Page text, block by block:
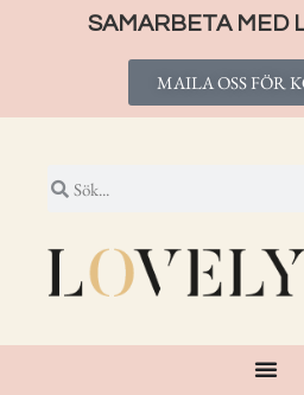
SAMARBETA MED
MAILA OSS FÖR